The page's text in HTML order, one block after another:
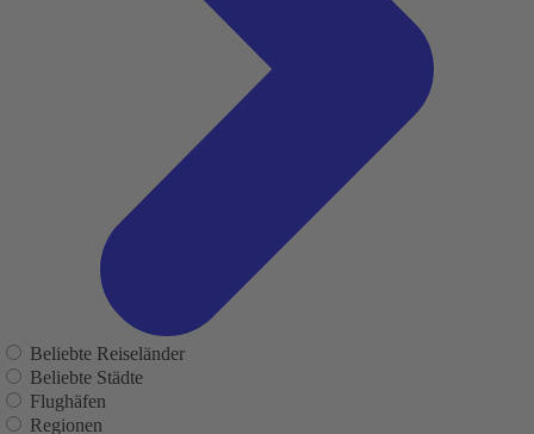
Beliebte Reiseländer
Beliebte Städte
Flughäfen
Regionen